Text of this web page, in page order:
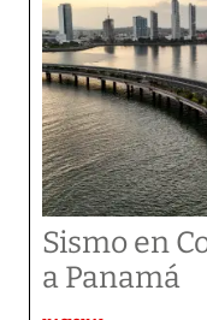
Sismo en
a Panamá